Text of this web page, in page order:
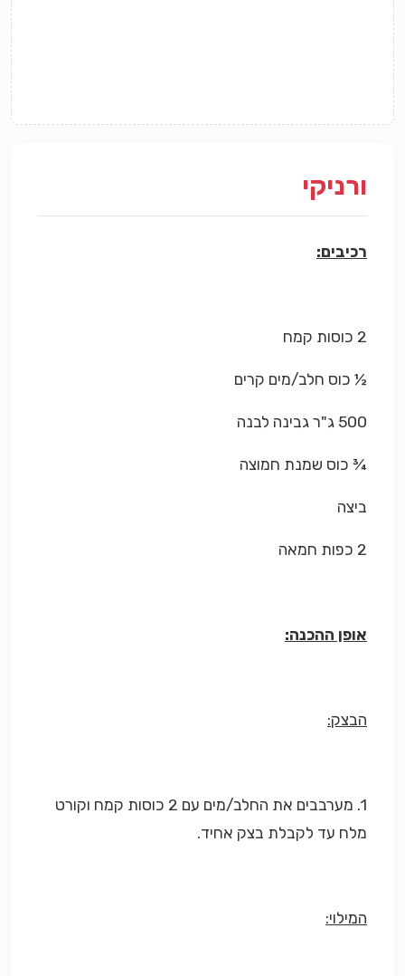
ורניקי
רכיבים:
2 כוסות קמח
½ כוס חלב/מים קרים
500 ג"ר גבינה לבנה
¾ כוס שמנת חמוצה
ביצה
2 כפות חמאה
אופן ההכנה:
הבצק:
1. מערבבים את החלב/מים עם 2 כוסות קמח וקורט
מלח עד לקבלת בצק אחיד.
המילוי: